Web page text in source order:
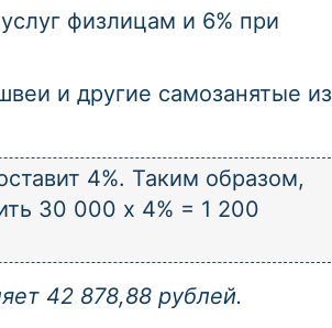
физлицам и 6% при
и другие самозанятые из
4%. Таким образом,
30 000 х 4% = 1 200
42 878,88 рублей.